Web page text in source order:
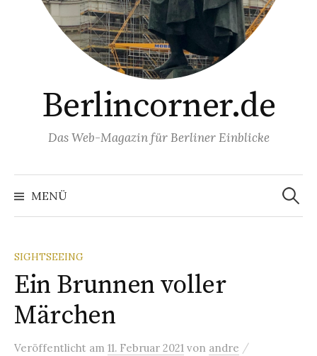
Berlincorner.de
Das Web-Magazin für Berliner Einblicke
MENÜ
Suchen
nach:
SIGHTSEEING
Ein Brunnen voller
Märchen
Veröffentlicht am 11. Februar 2021 von andre /